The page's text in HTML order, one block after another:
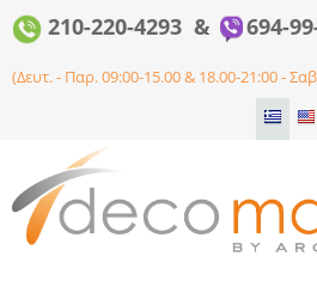
210-220-4293 & 694-
(Δευτ. - Παρ. 09:00-15.00 & 18.00-21:00 -